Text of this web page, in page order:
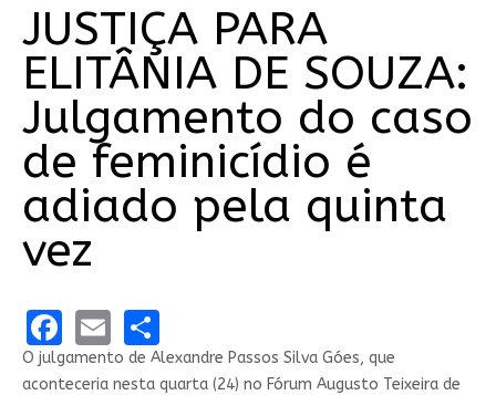
JUSTIÇA PARA
ELITÂNIA DE SOUZA:
Julgamento do caso
de feminicídio é
adiado pela quinta
vez
Facebook
EmailShare
O julgamento de Alexandre Passos Silva Góes, que
aconteceria nesta quarta (24) no Fórum Augusto Teixeira de